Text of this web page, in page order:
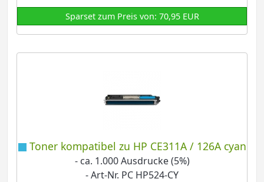
Sparset zum Preis von: 70,95 EUR
Toner kompatibel zu HP CE311A / 126A cyan
- ca. 1.000 Ausdrucke (5%)
- Art-Nr. PC HP524-CY